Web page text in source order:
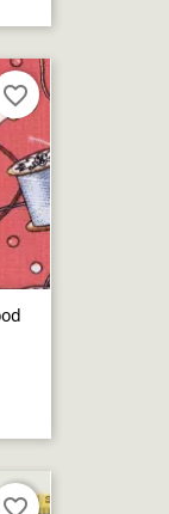
favorite_border
favorite_border